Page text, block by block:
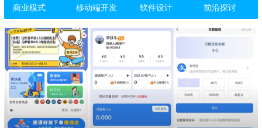
商业模式
移动端开发 软件设计 前沿探讨